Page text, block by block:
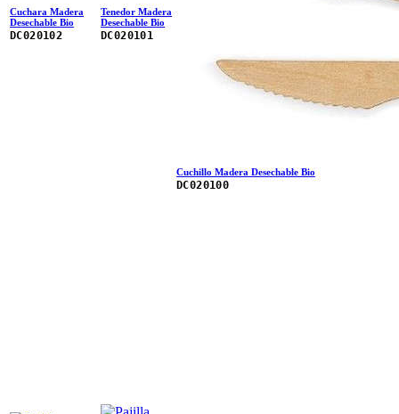
Cuchara Madera
Desechable Bio
DC020102
Tenedor Madera
Desechable Bio
DC020101
Cuchillo Madera Desechable Bio
DC020100